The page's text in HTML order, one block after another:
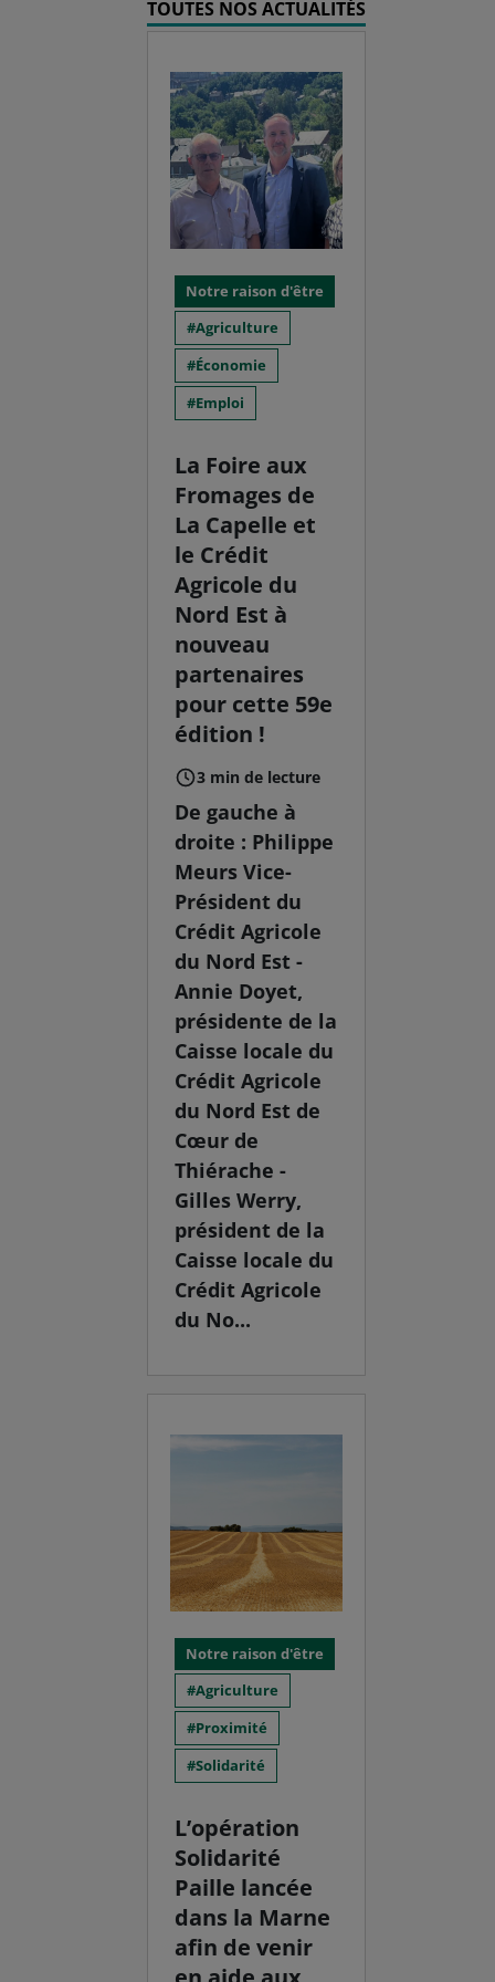
TOUTES NOS ACTUALITÉS
Notre raison d'être
Agriculture
Économie
Emploi
La Foire aux
Fromages de
La Capelle et
le Crédit
Agricole du
Nord Est à
nouveau
partenaires
pour cette 59e
édition !
3 min de lecture
De gauche à
droite : Philippe
Meurs Vice-
Président du
Crédit Agricole
du Nord Est -
Annie Doyet,
présidente de la
Caisse locale du
Crédit Agricole
du Nord Est de
Cœur de
Thiérache -
Gilles Werry,
président de la
Caisse locale du
Crédit Agricole
du No...
Notre raison d'être
Agriculture
Proximité
Solidarité
L’opération
Solidarité
Paille lancée
dans la Marne
afin de venir